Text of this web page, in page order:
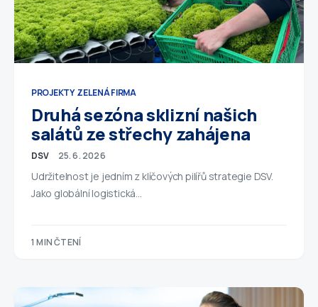
PROJEKTY ZELENÁ FIRMA
Druhá sezóna sklizní našich
salátů ze střechy zahájena
DSV 25. 6. 2026
Udržitelnost je jedním z klíčových pilířů strategie DSV.
Jako globální logistická…
1 MIN ČTENÍ